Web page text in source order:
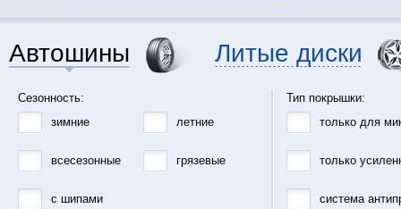
Автошины Литые диски
Сезонность:
зимние
летние
всесезонные грязевые
с шипами
Тип покрышки:
только для
только
система